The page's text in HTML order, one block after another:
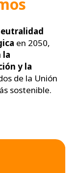
en 2050,
la
y la
de la Unión
sostenible.